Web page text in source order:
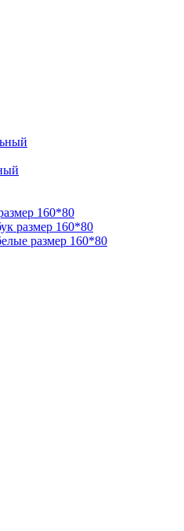
160*80
размер 160*80
размер 160*80